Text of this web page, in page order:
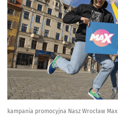
kampania promocyjna Nasz Wrocław Max